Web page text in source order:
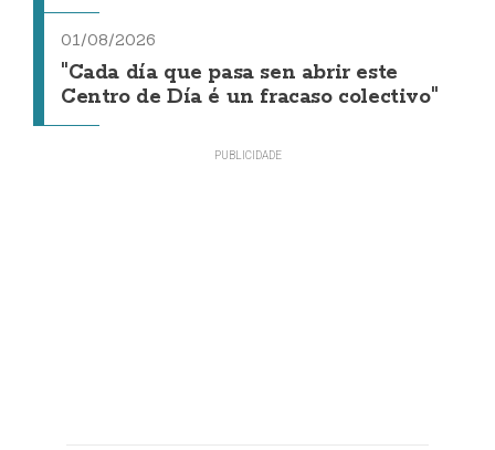
01/08/2026
"Cada día que pasa sen abrir este
Centro de Día é un fracaso colectivo"